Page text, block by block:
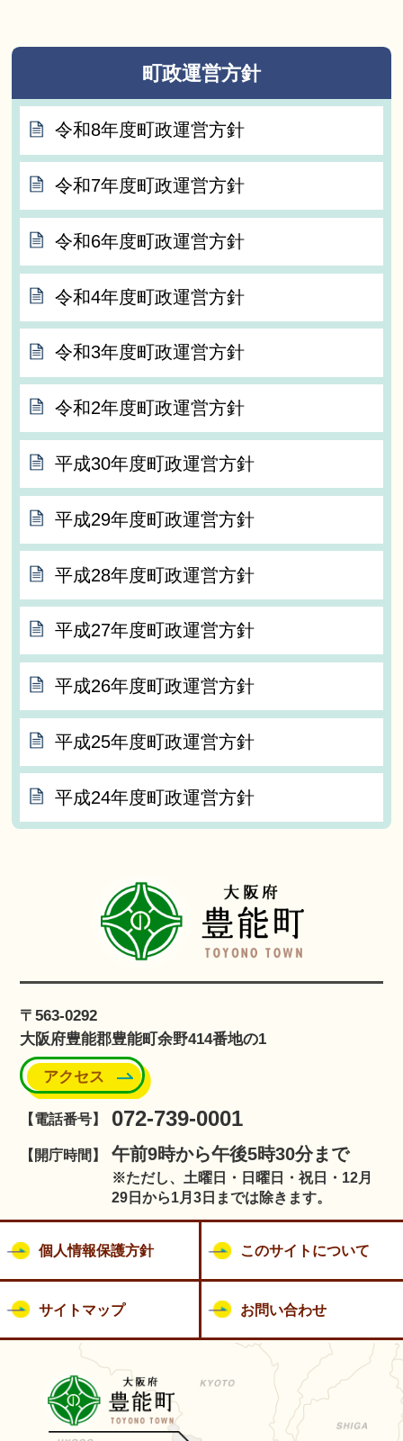
町政運営方針
令和8年度町政運営方針
令和7年度町政運営方針
令和6年度町政運営方針
令和4年度町政運営方針
令和3年度町政運営方針
令和2年度町政運営方針
平成30年度町政運営方針
平成29年度町政運営方針
平成28年度町政運営方針
平成27年度町政運営方針
平成26年度町政運営方針
平成25年度町政運営方針
平成24年度町政運営方針
〒563-0292
大阪府豊能郡豊能町余野414番地の1
アクセス
【電話番号】 072-739-0001
【開庁時間】 午前9時から午後5時30分まで
※ただし、土曜日・日曜日・祝日・12月
29日から1月3日までは除きます。
個人情報保護方針 このサイトについて
サイトマップ お問い合わせ